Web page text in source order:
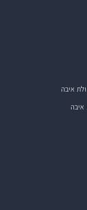
איבה